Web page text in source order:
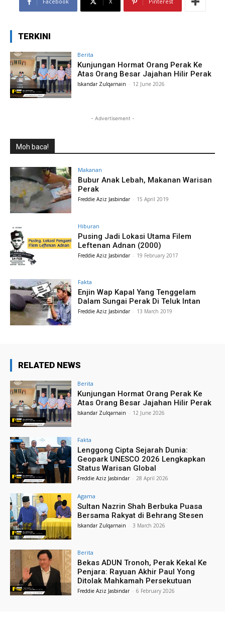
TERKINI
Berita
Kunjungan Hormat Orang Perak Ke
Atas Orang Besar Jajahan Hilir Perak
Iskandar Zulqarnain - 12 June 2026
- Advertisement -
Moh baca!
Makanan
Bubur Anak Lebah, Makanan Warisan
Perak
Freddie Aziz Jasbindar - 15 April 2019
Hiburan
Pusing Jadi Lokasi Utama Filem
Leftenan Adnan (2000)
Freddie Aziz Jasbindar - 19 February 2017
Fakta
Enjin Wap Kapal Yang Tenggelam
Dalam Sungai Perak Di Teluk Intan
Freddie Aziz Jasbindar - 13 March 2019
RELATED NEWS
Berita
Kunjungan Hormat Orang Perak Ke
Atas Orang Besar Jajahan Hilir Perak
Iskandar Zulqarnain - 12 June 2026
Fakta
Lenggong Cipta Sejarah Dunia:
Geopark UNESCO 2026 Lengkapkan
Status Warisan Global
Freddie Aziz Jasbindar - 28 April 2026
Agama
Sultan Nazrin Shah Berbuka Puasa
Bersama Rakyat di Behrang Stesen
Iskandar Zulqarnain - 3 March 2026
Berita
Bekas ADUN Tronoh, Perak Kekal Ke
Penjara: Rayuan Akhir Paul Yong
Ditolak Mahkamah Persekutuan
Freddie Aziz Jasbindar - 6 February 2026